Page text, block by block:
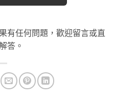
有任何問題，歡迎留言或直
答。